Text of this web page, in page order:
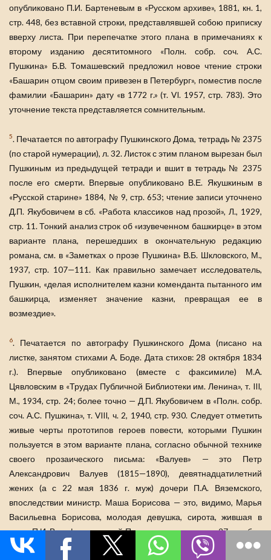
опубликовано П.И. Бартеневым в «Русском архиве», 1881, кн. 1,
стр. 448, без вставной строки, представлявшей собою приписку
вверху листа. При перепечатке этого плана в примечаниях к
второму изданию десятитомного «Полн. собр. соч. А.С.
Пушкина» Б.В. Томашевский предложил новое чтение строки
«Башарин отцом своим привезен в Петербург», поместив после
фамилии «Башарин» дату «в 1772 г.» (т. VI. 1957, стр. 783). Это
уточнение текста представляется сомнительным.
5. Печатается по автографу Пушкинского Дома, тетрадь № 2375
(по старой нумерации), л. 32. Листок с этим планом вырезан был
Пушкиным из предыдущей тетради и вшит в тетрадь № 2375
после его смерти. Впервые опубликовано В.Е. Якушкиным в
«Русской старине» 1884, № 9, стр. 653; чтение записи уточнено
Д.П. Якубовичем в сб. «Работа классиков над прозой», Л., 1929,
стр. 11. Тонкий анализ строк об «изувеченном башкирце» в этом
варианте плана, перешедших в окончательную редакцию
романа, см. в «Заметках о прозе Пушкина» В.Б. Шкловского, М.,
1937, стр. 107—111. Как правильно замечает исследователь,
Пушкин, «делая исполнителем казни коменданта пытанного им
башкирца, изменяет значение казни, превращая ее в
возмездие».
6. Печатается по автографу Пушкинского Дома (писано на
листке, занятом стихами А. Боде. Дата стихов: 28 октября 1834
г.). Впервые опубликовано (вместе с факсимиле) М.А.
Цявловским в «Трудах Публичной Библиотеки им. Ленина», т. III,
М., 1934, стр. 24; более точно — Д.П. Якубовичем в «Полн. собр.
соч. А.С. Пушкина», т. VIII, ч. 2, 1940, стр. 930. Следует отметить
живые черты прототипов героев повести, которыми Пушкин
пользуется в этом варианте плана, согласно обычной технике
своего прозаического письма: «Валуев» — это Петр
Александрович Валуев (1815—1890), девятнадцатилетний
жених (а с 22 мая 1836 г. муж) дочери П.А. Вяземского,
впоследствии министр. Маша Борисова — это, видимо, Марья
Васильевна Борисова, молодая девушка, сирота, жившая в
доме П.И. Вульфа, о которой Пушкин шутливо писал 27 октября
1828 г. из Малинников, что «намерен на днях в нее влюбиться»